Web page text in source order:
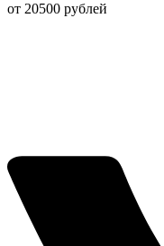
от 20500 рублей